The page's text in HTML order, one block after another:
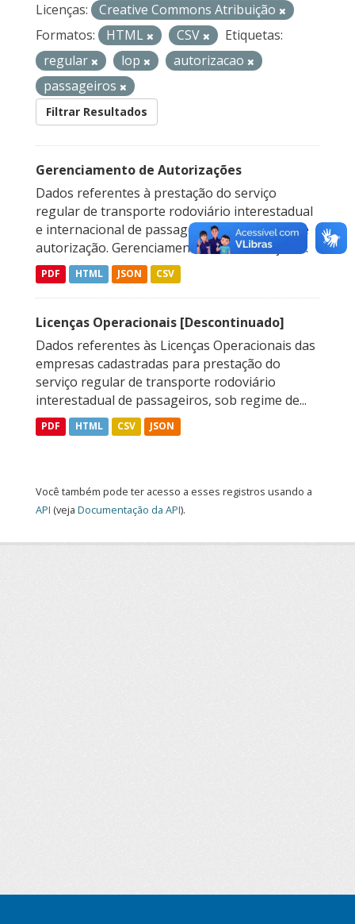
Licenças:
Creative Commons Atribuição
Formatos:
HTML CSV
Etiquetas:
regular
lop
autorizacao
passageiros
Filtrar Resultados
Gerenciamento de Autorizações
Dados referentes à prestação do serviço
regular de transporte rodoviário interestadual
e internacional de passageiros, sob regime de
autorização. Gerenciamento de Autorizações...
PDF HTML JSON CSV
Licenças Operacionais [Descontinuado]
Dados referentes às Licenças Operacionais das
empresas cadastradas para prestação do
serviço regular de transporte rodoviário
interestadual de passageiros, sob regime de...
PDF HTML CSV JSON
Você também pode ter acesso a esses registros usando a
API (veja Documentação da API).